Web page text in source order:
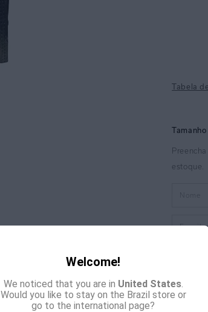
Welcome!
We noticed that you are in United States.
Would you like to stay on the Brazil store or
go to the international page?
Tabela